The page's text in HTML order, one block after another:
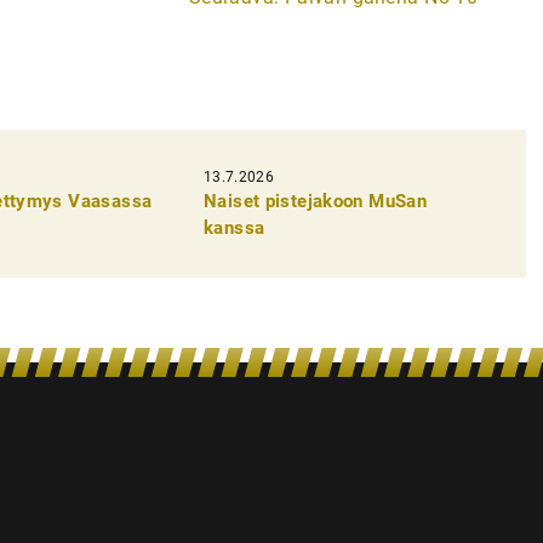
Vaasassa
13.7.2026
Naiset pistejakoon MuSan
kanssa